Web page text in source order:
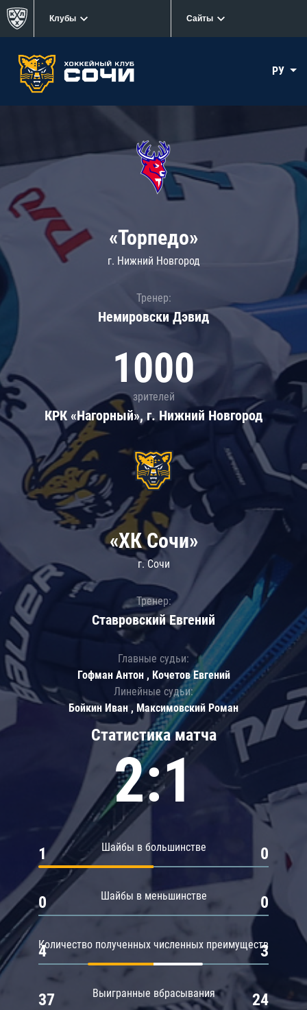
Клубы Сайты
РУ
«Торпедо»
г. Нижний Новгород
Тренер:
Немировски Дэвид
1000
зрителей
КРК «Нагорный», г. Нижний Новгород
Статистика матча
2:1
Шайбы в большинстве
1 0
Шайбы в меньшинстве
0 0
Количество полученных численных преимуществ
4 3
Выигранные вбрасывания
37 24
«ХК Сочи»
г. Сочи
Тренер:
Ставровский Евгений
Главные судьи:
Гофман Антон , Кочетов Евгений
Линейные судьи:
Бойкин Иван , Максимовский Роман